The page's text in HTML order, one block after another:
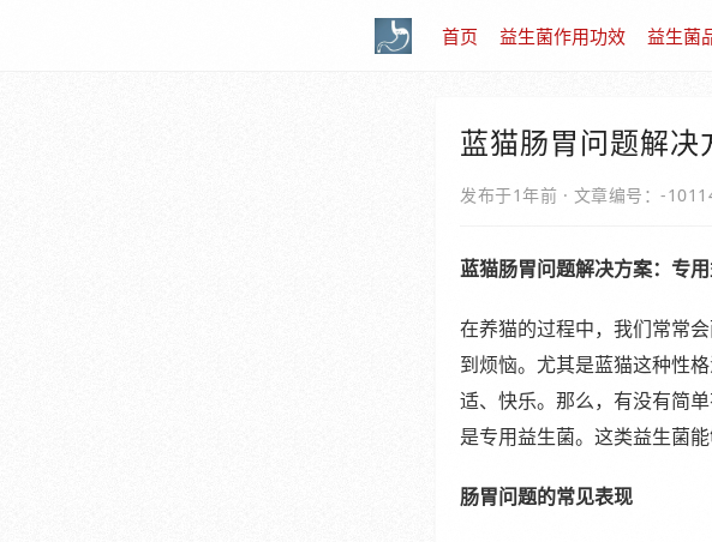
首页 益生菌作用功效 益生菌
蓝猫肠胃问题解
发布于1年前 · 文章编号：-
蓝猫肠胃问题解决方案：专
在养猫的过程中，我们常常
到烦恼。尤其是蓝猫这种性
适、快乐。那么，有没有简
是专用益生菌。这类益生菌
肠胃问题的常见表现